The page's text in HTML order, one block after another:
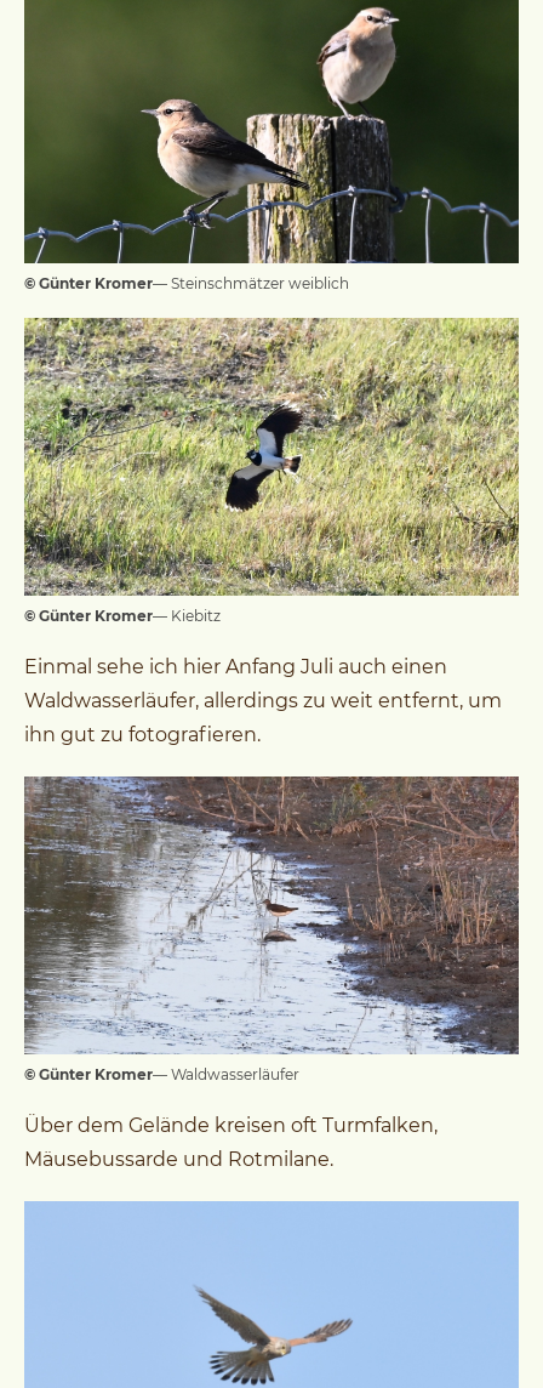
© Günter Kromer— Steinschmätzer weiblich
© Günter Kromer— Kiebitz
Einmal sehe ich hier Anfang Juli auch einen
Waldwasserläufer, allerdings zu weit entfernt, um
ihn gut zu fotografieren.
© Günter Kromer— Waldwasserläufer
Über dem Gelände kreisen oft Turmfalken,
Mäusebussarde und Rotmilane.